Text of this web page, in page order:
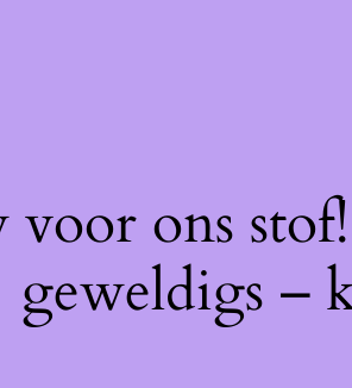
voor ons
geweldigs –